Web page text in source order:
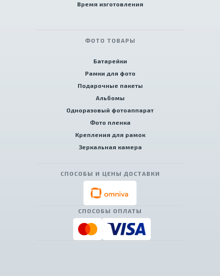
Время изготовления
ФОТО ТОВАРЫ
Батарейки
Рамки для фото
Подарочные пакеты
Альбомы
Одноразовый фотоаппарат
Фото пленка
Крепления для рамок
Зеркальная камера
СПОСОБЫ И ЦЕНЫ ДОСТАВКИ
СПОСОБЫ ОПЛАТЫ